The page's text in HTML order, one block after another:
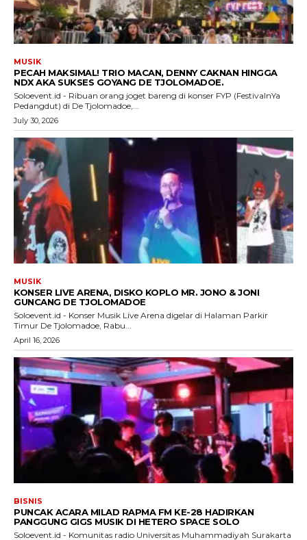
MUSIK
PECAH MAKSIMAL! TRIO MACAN, DENNY CAKNAN HINGGA
NDX AKA SUKSES GOYANG DE TJOLOMADOE.
Soloevent.id - Ribuan orang joget bareng di konser FYP (FestivalnYa
Pedangdut) di De Tjolomadoe,...
July 30, 2026
MUSIK
KONSER LIVE ARENA, DISKO KOPLO MR. JONO & JONI
GUNCANG DE TJOLOMADOE
Soloevent.id - Konser Musik Live Arena digelar di Halaman Parkir
Timur De Tjolomadoe, Rabu...
April 16, 2026
BISNIS
PUNCAK ACARA MILAD RAPMA FM KE-28 HADIRKAN
PANGGUNG GIGS MUSIK DI HETERO SPACE SOLO
Soloevent.id - Komunitas radio Universitas Muhammadiyah Surakarta